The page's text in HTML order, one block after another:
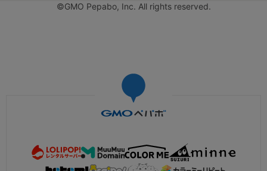
©GMO Pepabo, Inc. All rights reserved.